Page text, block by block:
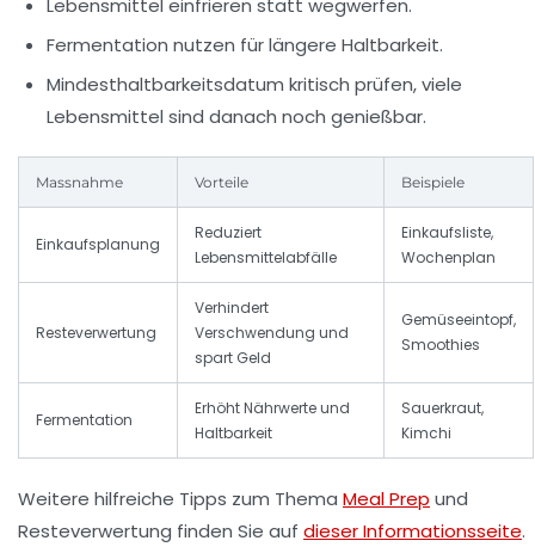
Lebensmittel einfrieren statt wegwerfen.
Fermentation nutzen für längere Haltbarkeit.
Mindesthaltbarkeitsdatum kritisch prüfen, viele
Lebensmittel sind danach noch genießbar.
Massnahme Vorteile Beispiele
Einkaufsplanung
Reduziert
Lebensmittelabfälle
Einkaufsliste,
Wochenplan
Resteverwertung
Verhindert
Verschwendung und
spart Geld
Gemüseeintopf,
Smoothies
Fermentation
Erhöht Nährwerte und
Haltbarkeit
Sauerkraut,
Kimchi
Weitere hilfreiche Tipps zum Thema Meal Prep und
Resteverwertung finden Sie auf dieser Informationsseite.